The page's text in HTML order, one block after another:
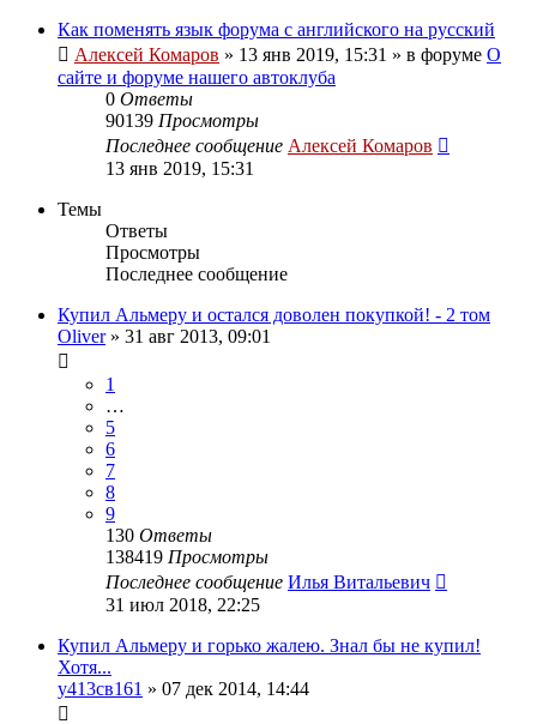
Как поменять язык форума с английского на русский
Алексей Комаров » 13 янв 2019, 15:31 » в форуме О
сайте и форуме нашего автоклуба
0 Ответы
90139 Просмотры
Последнее сообщение Алексей Комаров
13 янв 2019, 15:31
Темы
Ответы
Просмотры
Последнее сообщение
Купил Альмеру и остался доволен покупкой! - 2 том
Oliver» 31 авг 2013, 09:01
1
…
5
6
7
8
9
130 Ответы
138419 Просмотры
Последнее сообщение Илья Витальевич
31 июл 2018, 22:25
Купил Альмеру и горько жалею. Знал бы не купил!
Хотя...
у413св161 » 07 дек 2014, 14:44